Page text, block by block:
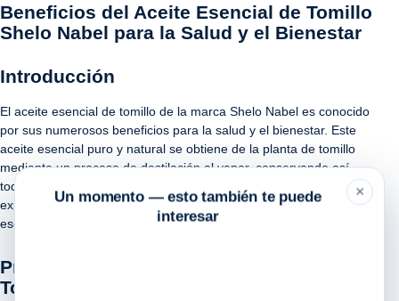
Beneficios del Aceite Esencial de Tomillo
Shelo Nabel para la Salud y el Bienestar
Introducción
El aceite esencial de tomillo de la marca Shelo Nabel es conocido
por sus numerosos beneficios para la salud y el bienestar. Este
aceite esencial puro y natural se obtiene de la planta de tomillo
mediante un proceso de destilación al vapor, conservando así
todas sus propiedades terapéuticas. En este artículo,
exploraremos los múltiples usos y beneficios de este aceite
esencial para la salud física y emocional.
Propiedades del Aceite Esencial de
Tomillo Shelo Nabel
×
Un momento — esto también te puede
interesar